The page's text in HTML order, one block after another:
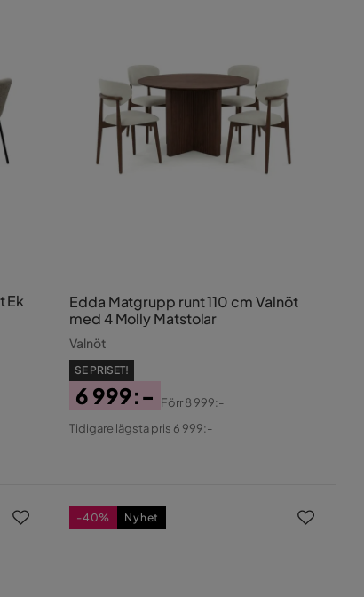
Ek
Edda Matgrupp runt 110 cm Valnöt
med 4 Molly Matstolar
Valnöt
SE PRISET!
Pris
6 999:-
Original
Förr8 999:-
Tidigare lägsta pris 6 999:-
-40% Nyhet